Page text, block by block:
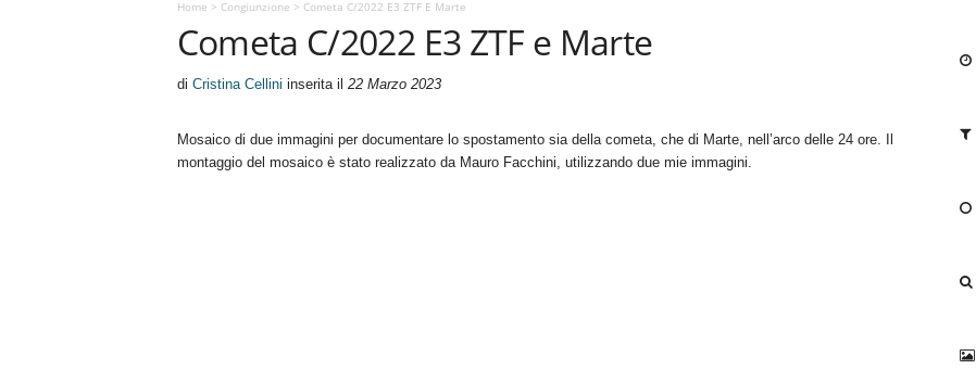
u
m
A
o
n
Home > Congiunzione > Cometa C/2022 E3 ZTF E Marte
Cometa C/2022 E3 ZTF e Marte
di Cristina Cellini inserita il 22 Marzo 2023
Mosaico di due immagini per documentare lo spostamento sia della cometa, che di Marte, nell’arco delle 24 ore. Il
montaggio del mosaico è stato realizzato da Mauro Facchini, utilizzando due mie immagini.